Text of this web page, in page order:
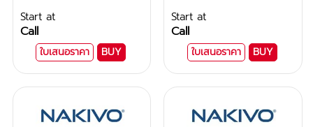
Start at
Call
ใบเสนอราคา BUY
Start at
Call
ใบเสนอราคา BUY